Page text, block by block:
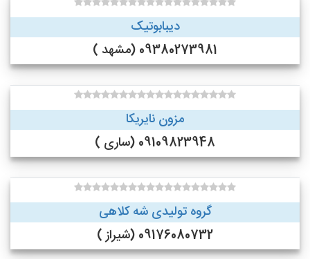
دیبابوتیک
09380273981 (مشهد )
مزون نایریکا
09109823948 (ساری )
گروه تولیدی شه کلاهی
09176080732 (شیراز )